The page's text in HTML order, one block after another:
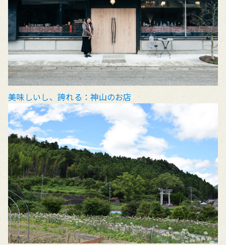
美味しいし、誇れる：神山のお店